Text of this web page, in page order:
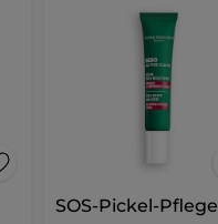
SOS-Pickel-Pflege